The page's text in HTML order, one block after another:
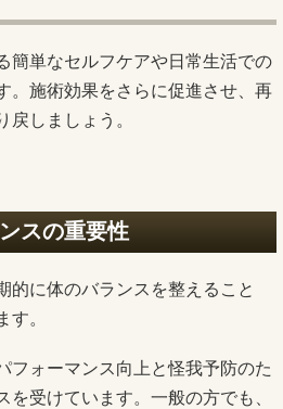
簡単なセルフケアや日常生活での
。施術効果をさらに促進させ、再
戻しましょう。
スの重要性
的に体のバランスを整えること
す。
フォーマンス向上と怪我予防のた
を受けています。一般の方でも、